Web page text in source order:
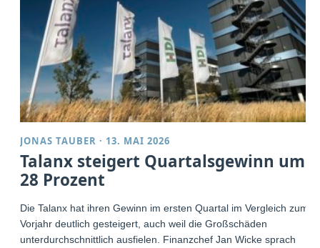
JONAS TAUBER · 13. MAI 2026
Talanx steigert Quartalsgewinn um
28 Prozent
Die Talanx hat ihren Gewinn im ersten Quartal im Vergleich zum
Vorjahr deutlich gesteigert, auch weil die Großschäden
unterdurchschnittlich ausfielen. Finanzchef Jan Wicke sprach